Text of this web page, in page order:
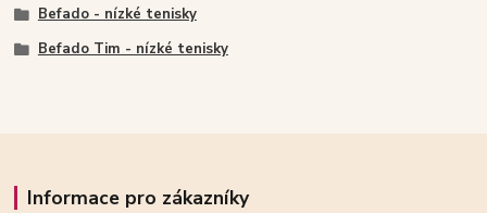
Befado - nízké tenisky
Befado Tim - nízké tenisky
Informace pro zákazníky